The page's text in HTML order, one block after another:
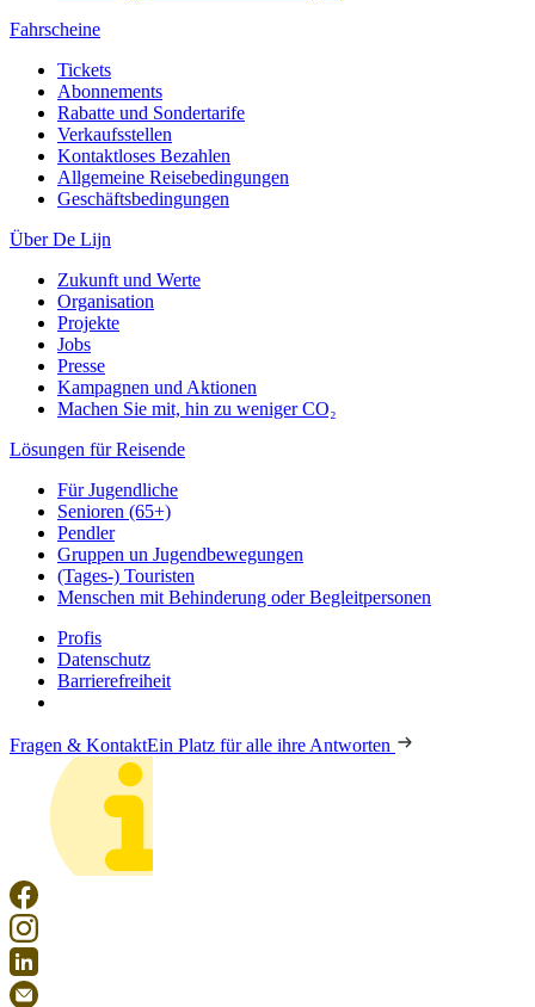
Fahrscheine
Tickets
Abonnements
Rabatte und Sondertarife
Verkaufsstellen
Kontaktloses Bezahlen
Allgemeine Reisebedingungen
Geschäftsbedingungen
Über De Lijn
Zukunft und Werte
Organisation
Projekte
Jobs
Presse
Kampagnen und Aktionen
Machen Sie mit, hin zu weniger CO₂
Lösungen für Reisende
Für Jugendliche
Senioren (65+)
Pendler
Gruppen un Jugendbewegungen
(Tages-) Touristen
Menschen mit Behinderung oder Begleitpersonen
Profis
Datenschutz
Barrierefreiheit
Fragen & KontaktEin Platz für alle ihre Antworten